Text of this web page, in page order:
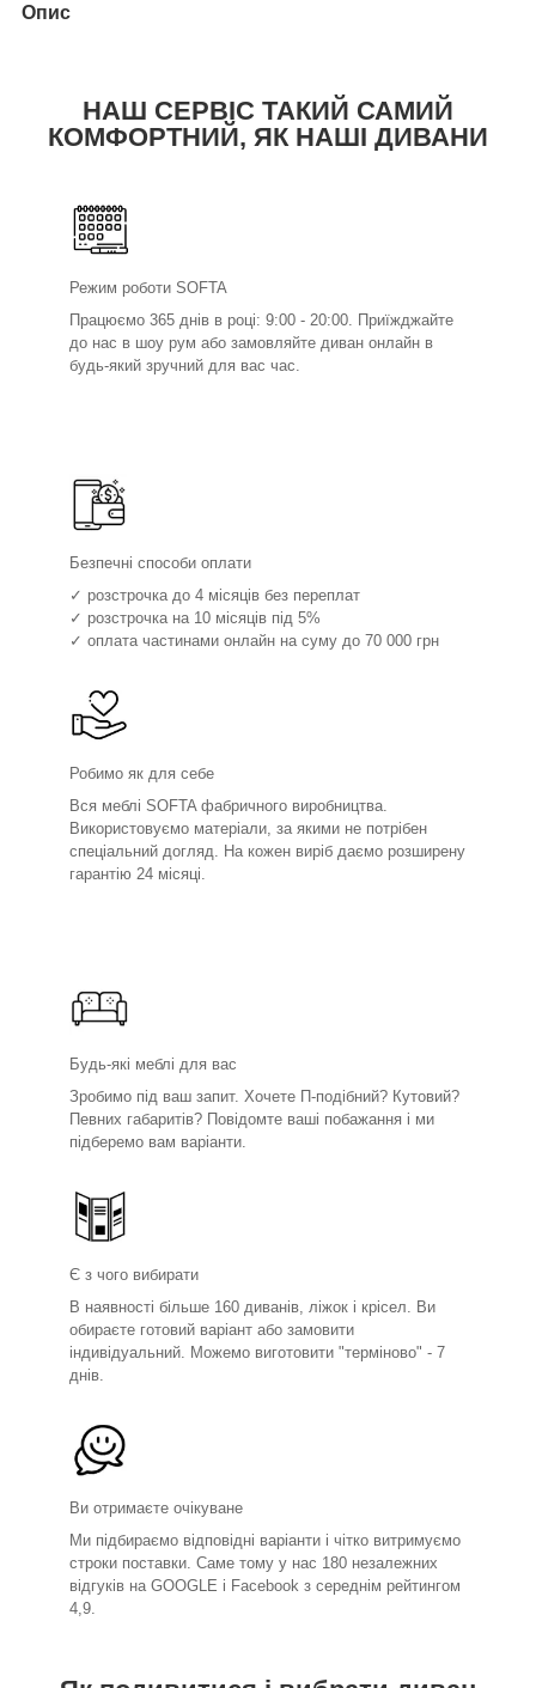
Опис
НАШ СЕРВІС ТАКИЙ САМИЙ
КОМФОРТНИЙ, ЯК НАШІ ДИВАНИ
Режим роботи SOFTA
Працюємо 365 днів в році: 9:00 - 20:00. Приїжджайте
до нас в шоу рум або замовляйте диван онлайн в
будь-який зручний для вас час.
Безпечні способи оплати
✓ розстрочка до 4 місяців без переплат
✓ розстрочка на 10 місяців під 5%
✓ оплата частинами онлайн на суму до 70 000 грн
Робимо як для себе
Вся меблі SOFTA фабричного виробництва.
Використовуємо матеріали, за якими не потрібен
спеціальний догляд. На кожен виріб даємо розширену
гарантію 24 місяці.
Будь-які меблі для вас
Зробимо під ваш запит. Хочете П-подібний? Кутовий?
Певних габаритів? Повідомте ваші побажання і ми
підберемо вам варіанти.
Є з чого вибирати
В наявності більше 160 диванів, ліжок і крісел. Ви
обираєте готовий варіант або замовити
індивідуальний. Можемо виготовити "терміново" - 7
днів.
Ви отримаєте очікуване
Ми підбираємо відповідні варіанти і чітко витримуємо
строки поставки. Саме тому у нас 180 незалежних
відгуків на GOOGLE і Facebook з середнім рейтингом
4,9.